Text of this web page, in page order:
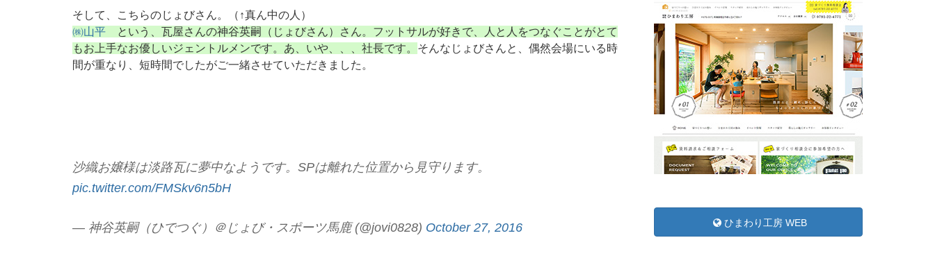
そして、こちらのじょびさん。（↑真ん中の人）
㈱山平 という、瓦屋さんの神谷英嗣（じょびさん）さん。フットサルが好きで、人と人をつなぐことがとて
もお上手なお優しいジェントルメンです。あ、いや、、、社長です。 そんなじょびさんと、偶然会場にいる時
間が重なり、短時間でしたがご一緒させていただきました。
沙織お嬢様は淡路瓦に夢中なようです。SPは離れた位置から見守ります。
pic.twitter.com/FMSkv6n5bH
— 神谷英嗣（ひでつぐ）＠じょび・スポーツ馬鹿 (@jovi0828) October 27, 2016 ひまわり工房 WEB